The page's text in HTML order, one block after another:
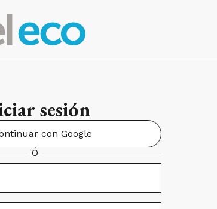
sesión
con Google
Ó